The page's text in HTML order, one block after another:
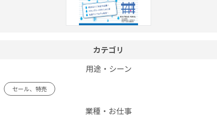
カテゴリ
用途・シーン
セール、特売
業種・お仕事